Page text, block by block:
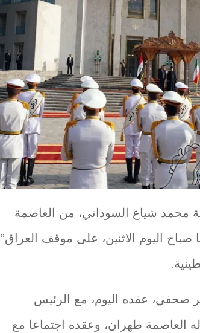
محمد شياع السوداني، من العاصمة
صباح اليوم الاثنين، على موقف العراق”
صحفي، عقده اليوم، مع الرئيس
العاصمة طهران، وعقده اجتماعا مع